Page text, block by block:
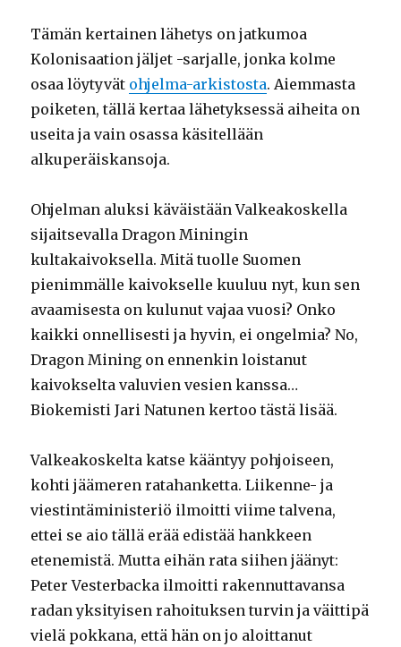
Tämän kertainen lähetys on jatkumoa
Kolonisaation jäljet -sarjalle, jonka kolme
osaa löytyvät ohjelma-arkistosta. Aiemmasta
poiketen, tällä kertaa lähetyksessä aiheita on
useita ja vain osassa käsitellään
alkuperäiskansoja.
Ohjelman aluksi käväistään Valkeakoskella
sijaitsevalla Dragon Miningin
kultakaivoksella. Mitä tuolle Suomen
pienimmälle kaivokselle kuuluu nyt, kun sen
avaamisesta on kulunut vajaa vuosi? Onko
kaikki onnellisesti ja hyvin, ei ongelmia? No,
Dragon Mining on ennenkin loistanut
kaivokselta valuvien vesien kanssa…
Biokemisti Jari Natunen kertoo tästä lisää.
Valkeakoskelta katse kääntyy pohjoiseen,
kohti jäämeren ratahanketta. Liikenne- ja
viestintäministeriö ilmoitti viime talvena,
ettei se aio tällä erää edistää hankkeen
etenemistä. Mutta eihän rata siihen jäänyt:
Peter Vesterbacka ilmoitti rakennuttavansa
radan yksityisen rahoituksen turvin ja väittipä
vielä pokkana, että hän on jo aloittanut